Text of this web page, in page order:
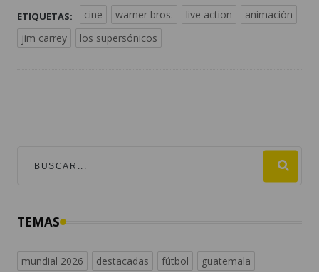
ETIQUETAS: cine warner bros. live action
animación
jim carrey
los supersónicos
TEMAS
mundial 2026 destacadas fútbol guatemala